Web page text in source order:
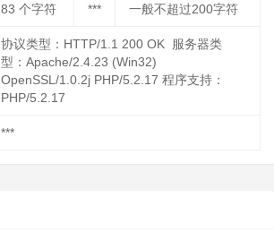
83 个字符 *** 一般不超过200字符
协议类型：HTTP/1.1 200 OK 服务器类
型：Apache/2.4.23 (Win32)
OpenSSL/1.0.2j PHP/5.2.17 程序支持：
PHP/5.2.17
***